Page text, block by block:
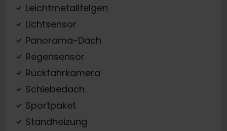
Leichtmetallfelgen
Lichtsensor
Panorama-Dach
Regensensor
Rückfahrkamera
Schiebedach
Sportpaket
Standheizung